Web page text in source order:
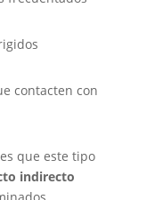
contacten con
que este tipo
indirecto